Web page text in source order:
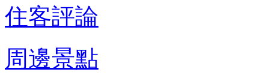
住客評論
周邊景點